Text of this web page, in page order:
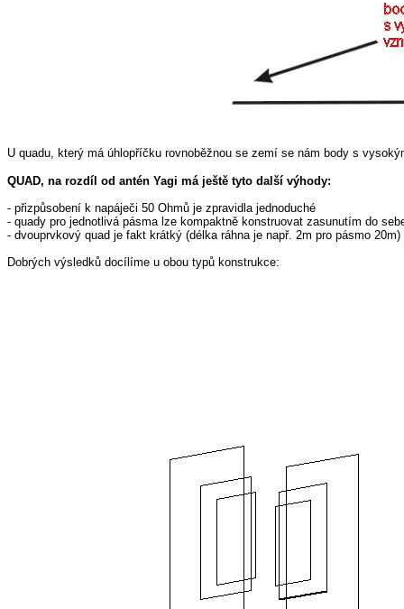
U quadu, který má úhlopříčku rovnoběžnou se zemí se nám body s
QUAD, na rozdíl od antén Yagi má ještě tyto další výhody:
- přizpůsobení k napáječi 50 Ohmů je zpravidla jednoduché
- quady pro jednotlivá pásma lze kompaktně konstruovat zasunutím do
- dvouprvkový quad je fakt krátký (délka ráhna je např. 2m pro pásmo 20m)
Dobrých výsledků docílíme u obou typů konstrukce: